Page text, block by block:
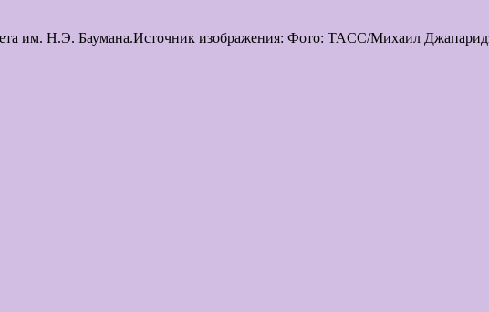
им. Н.Э. Баумана.Источник изображения: Фото: TAСС/Михаил